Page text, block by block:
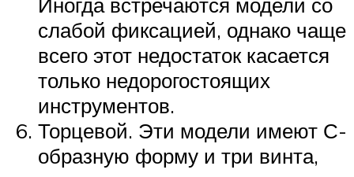
слабой фиксацией, однако чаще
всего этот недостаток касается
только недорогостоящих
инструментов.
Торцевой. Эти модели имеют С-
образную форму и три винта,